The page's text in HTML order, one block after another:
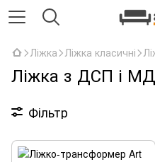
Ліжка Ліжка класичні
Ліжка з ДСП і
Фільтр